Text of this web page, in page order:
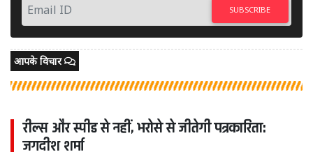
SUBSCRIBE
आपके विचार
रील्स और स्पीड से नहीं, भरोसे से जीतेगी पत्रकारिता:
जगदीश शर्मा